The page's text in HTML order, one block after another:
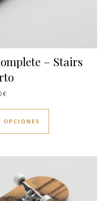
– Stairs
€
OPCIONES
Este producto